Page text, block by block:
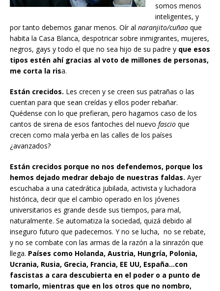
somos menos
inteligentes, y
por tanto debemos ganar menos. Oír al naranjito/cuñao que
habita la Casa Blanca, despotricar sobre inmigrantes, mujeres,
negros, gays y todo el que no sea hijo de su padre y que esos
tipos estén ahí gracias al voto de millones de personas,
me corta la risa.
Están crecidos. Les crecen y se creen sus patrañas o las
cuentan para que sean creídas y ellos poder rebañar.
Quédense con lo que prefieran, pero hagamos caso de los
cantos de sirena de esos fantoches del nuevo fascio que
crecen como mala yerba en las calles de los países
¿avanzados?
Están crecidos porque no nos defendemos, porque los
hemos dejado medrar debajo de nuestras faldas. Ayer
escuchaba a una catedrática jubilada, activista y luchadora
histórica, decir que el cambio operado en los jóvenes
universitarios es grande desde sus tiempos, para mal,
naturalmente. Se automatiza la sociedad, quizá debido al
inseguro futuro que padecemos. Y no se lucha, no se rebate,
y no se combate con las armas de la razón a la sinrazón que
llega. Países como Holanda, Austria, Hungría, Polonia,
Ucrania, Rusia, Grecia, Francia, EE UU, España…con
fascistas a cara descubierta en el poder o a punto de
tomarlo, mientras que en los otros que no nombro,